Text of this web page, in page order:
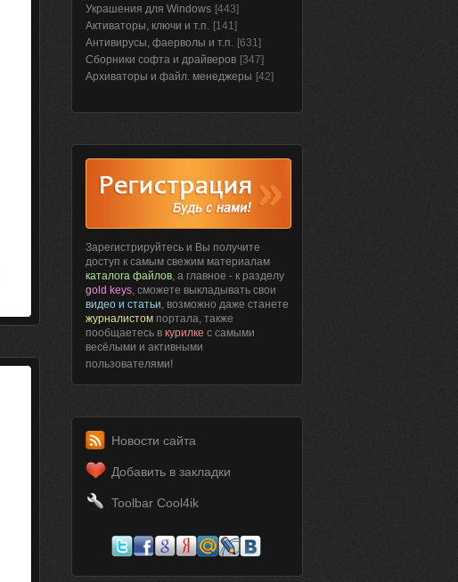
Украшения для Windows [443]
Активаторы, ключи и т.п. [141]
Антивирусы, фаерволы и т.п. [631]
Сборники софта и драйверов [347]
Архиваторы и файл. менеджеры [42]
Зарегистрируйтесь и Вы получите
доступ к самым свежим материалам
каталога файлов, а главное - к разделу
gold keys, сможете выкладывать свои
видео и статьи, возможно даже станете
журналистом портала, также
пообщаетесь в курилке с самыми
весёлыми и активными
пользователями!
Новости сайта
Добавить в закладки
Toolbar Cool4ik